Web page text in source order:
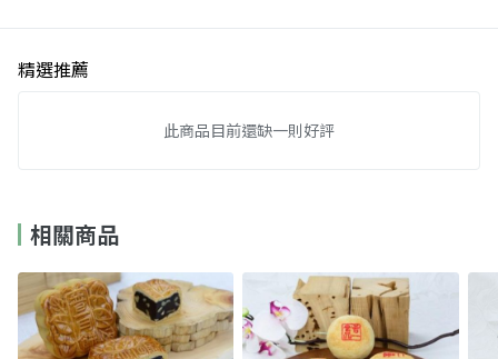
精選推薦
此商品目前還缺一則好評
相關商品